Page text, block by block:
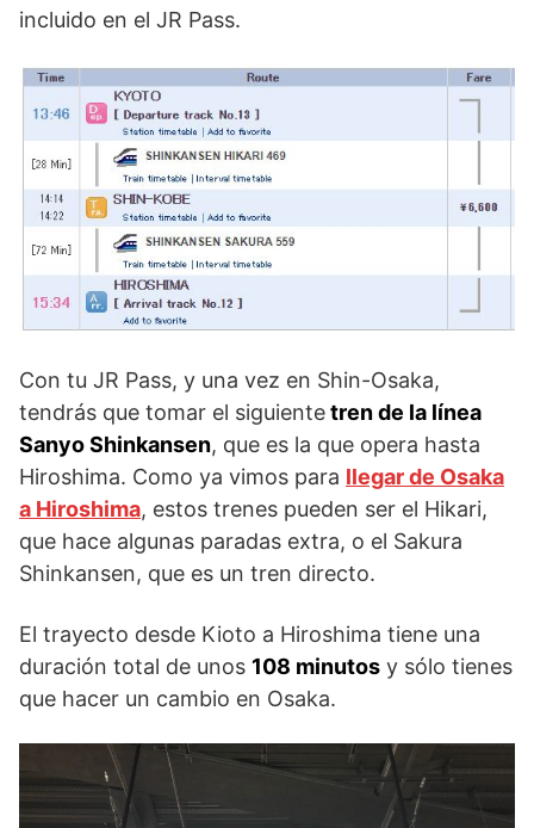
incluido en el JR Pass.
Con tu JR Pass, y una vez en Shin-Osaka,
tendrás que tomar el siguientetren de la línea
Sanyo Shinkansen, que es la que opera hasta
Hiroshima. Como ya vimos para llegar de Osaka
a Hiroshima, estos trenes pueden ser el Hikari,
que hace algunas paradas extra, o el Sakura
Shinkansen, que es un tren directo.
El trayecto desde Kioto a Hiroshima tiene una
duración total de unos 108 minutos y sólo tienes
que hacer un cambio en Osaka.